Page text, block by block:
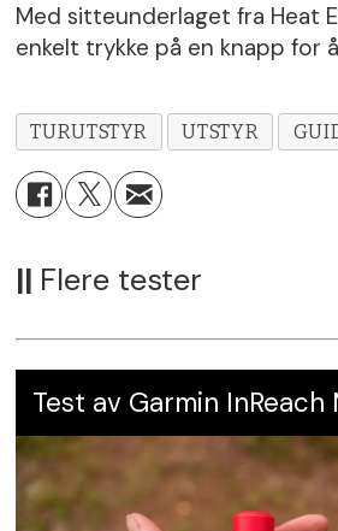
Med sitteunderlaget fra Heat
enkelt trykke på en knapp for
TURUTSTYR UTSTYR
|| Flere tester
Test av Garmin InReach